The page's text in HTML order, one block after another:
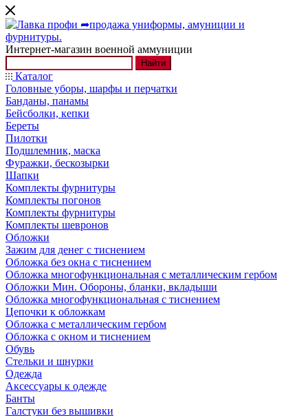
Интернет-магазин военной аммуниции
Найти
Каталог
Головные уборы, шарфы и перчатки
Банданы, панамы
Бейсболки, кепки
Береты
Пилотки
Подшлемник, маска
Фуражки, бескозырки
Шапки
Комплекты фурнитуры
Комплекты погонов
Комплекты фурнитуры
Комплекты шевронов
Обложки
Зажим для денег с тиснением
Обложка без окна с тиснением
Обложка многофункциональная с металлическим гербом
Обложки Мин. Обороны, бланки, вкладыши
Обложка многофункциональная с тиснением
Цепочки к обложкам
Обложка с металлическим гербом
Обложка с окном и тиснением
Обувь
Стельки и шнурки
Одежда
Аксессуары к одежде
Банты
Галстуки без вышивки